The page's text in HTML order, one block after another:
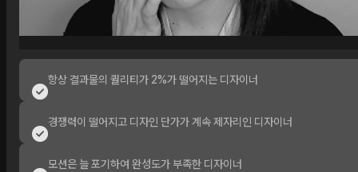
항상 결과물의 퀄리티가 2%가 떨어지는 디자이너
경쟁력이 떨어지고 디자인 단가가 계속 제자리인 디자이너
모션은 늘 포기하여 완성도가 부족한 디자이너